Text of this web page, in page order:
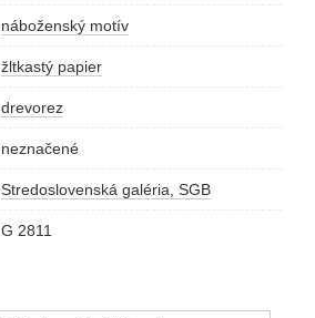
náboženský motív
žltkastý papier
drevorez
neznačené
Stredoslovenská galéria, SGB
G 2811